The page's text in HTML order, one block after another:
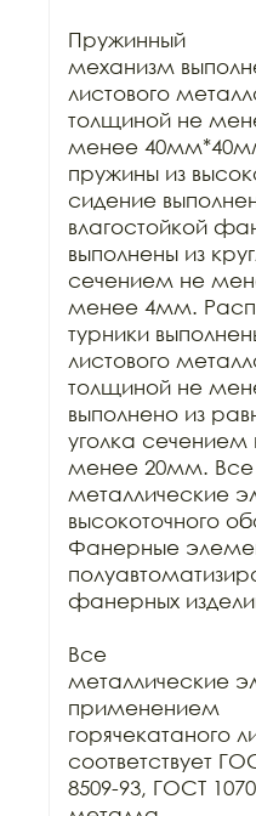
Пружинный
механизм
листового
толщиной не
менее
пружины из
сидение
влагостойкой
выполнены из
сечением не
менее 4мм.
турники
листового
толщиной не
выполнено из
уголка
менее 20мм. Все
металлические
высокоточного
Фанерные
фанерных
Все
металлические
применением
горячекатаного
соответствует
8509-93, ГОСТ